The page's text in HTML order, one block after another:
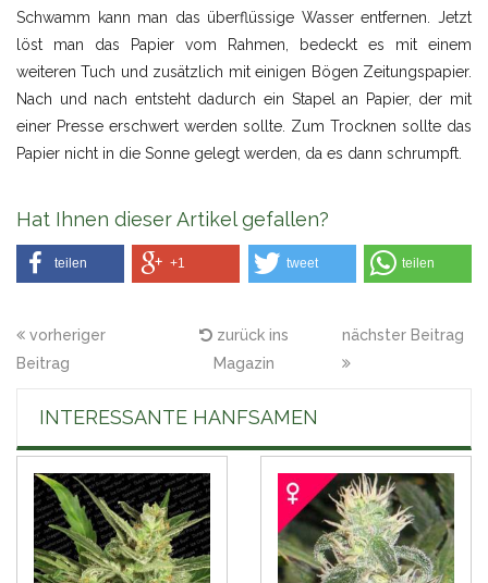
Schwamm kann man das überflüssige Wasser entfernen. Jetzt
löst man das Papier vom Rahmen, bedeckt es mit einem
weiteren Tuch und zusätzlich mit einigen Bögen Zeitungspapier.
Nach und nach entsteht dadurch ein Stapel an Papier, der mit
einer Presse erschwert werden sollte. Zum Trocknen sollte das
Papier nicht in die Sonne gelegt werden, da es dann schrumpft.
Hat Ihnen dieser Artikel gefallen?
teilen +1 tweet teilen
vorheriger
Beitrag
zurück ins
Magazin
nächster Beitrag
INTERESSANTE HANFSAMEN